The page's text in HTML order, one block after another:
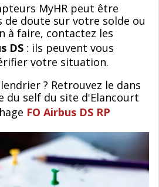
MyHR peut être
de doute sur votre solde ou
à faire, contactez les
DS : ils peuvent vous
votre situation.
? Retrouvez le dans
du self du site d'Elancourt
FO Airbus DS RP